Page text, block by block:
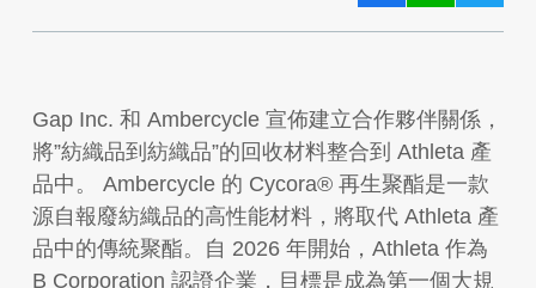
Gap Inc. 和 Ambercycle 宣佈建立合作夥伴關係，
將”紡織品到紡織品”的回收材料整合到 Athleta 產
品中。 Ambercycle 的 Cycora® 再生聚酯是一款
源自報廢紡織品的高性能材料，將取代 Athleta 產
品中的傳統聚酯。自 2026 年開始，Athleta 作為
B Corporation 認證企業，目標是成為第一個大規